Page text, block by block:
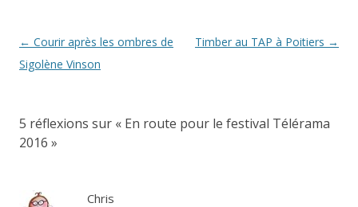
Navigation
des
← Courir après les ombres de
Sigolène Vinson
Timber au TAP à Poitiers →
5 réflexions sur « En route pour le festival Télérama
2016 »
Chris